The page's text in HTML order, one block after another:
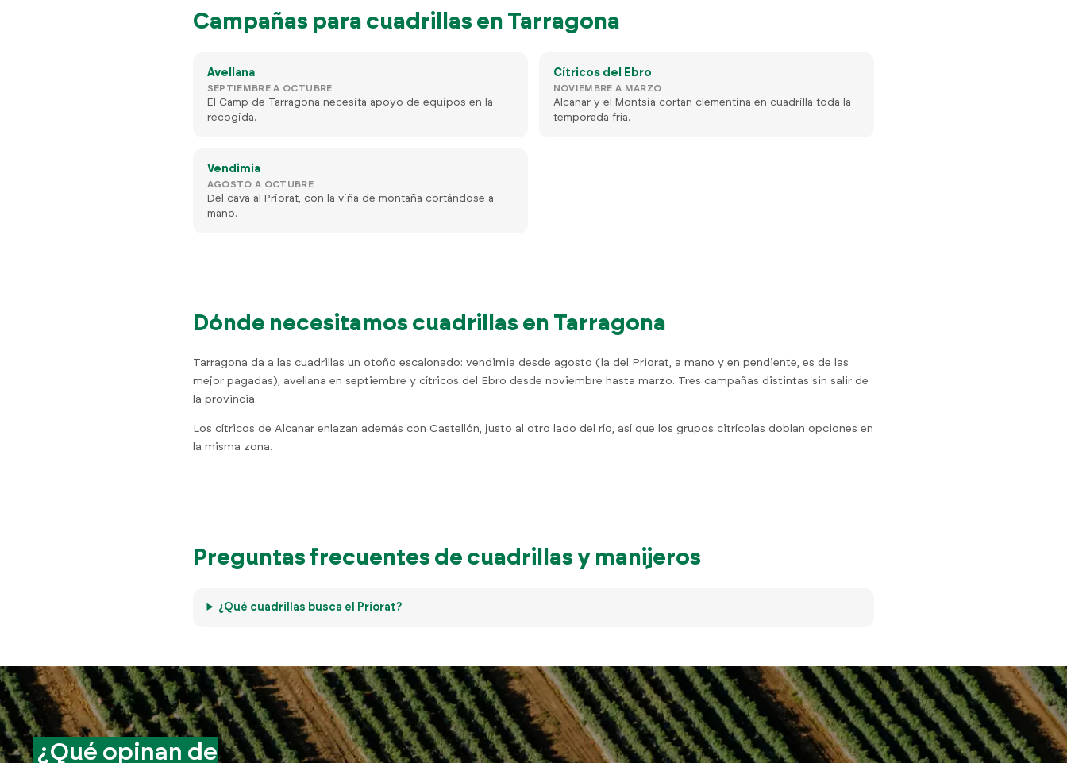
Campañas para cuadrillas en Tarragona
Avellana
SEPTIEMBRE A OCTUBRE
El Camp de Tarragona necesita apoyo de equipos en la
recogida.
Cítricos del Ebro
NOVIEMBRE A MARZO
Alcanar y el Montsià cortan clementina en cuadrilla toda la
temporada fría.
Vendimia
AGOSTO A OCTUBRE
Del cava al Priorat, con la viña de montaña cortándose a
mano.
Dónde necesitamos cuadrillas en Tarragona
Tarragona da a las cuadrillas un otoño escalonado: vendimia desde agosto (la del Priorat, a mano y en pendiente, es de las
mejor pagadas), avellana en septiembre y cítricos del Ebro desde noviembre hasta marzo. Tres campañas distintas sin salir de
la provincia.
Los cítricos de Alcanar enlazan además con Castellón, justo al otro lado del río, así que los grupos citrícolas doblan opciones en
la misma zona.
Preguntas frecuentes de cuadrillas y manijeros
¿Qué cuadrillas busca el Priorat?
¿Qué opinan de